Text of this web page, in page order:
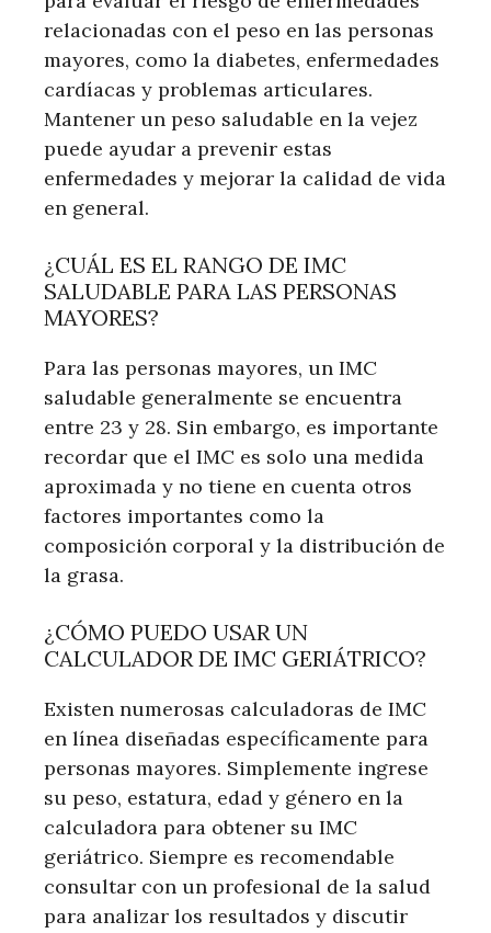
relacionadas con el peso en las personas
mayores, como la diabetes, enfermedades
cardíacas y problemas articulares.
Mantener un peso saludable en la vejez
puede ayudar a prevenir estas
enfermedades y mejorar la calidad de vida
en general.
¿CUÁL ES EL RANGO DE IMC
SALUDABLE PARA LAS PERSONAS
MAYORES?
Para las personas mayores, un IMC
saludable generalmente se encuentra
entre 23 y 28. Sin embargo, es importante
recordar que el IMC es solo una medida
aproximada y no tiene en cuenta otros
factores importantes como la
composición corporal y la distribución de
la grasa.
¿CÓMO PUEDO USAR UN
CALCULADOR DE IMC GERIÁTRICO?
Existen numerosas calculadoras de IMC
en línea diseñadas específicamente para
personas mayores. Simplemente ingrese
su peso, estatura, edad y género en la
calculadora para obtener su IMC
geriátrico. Siempre es recomendable
consultar con un profesional de la salud
para analizar los resultados y discutir